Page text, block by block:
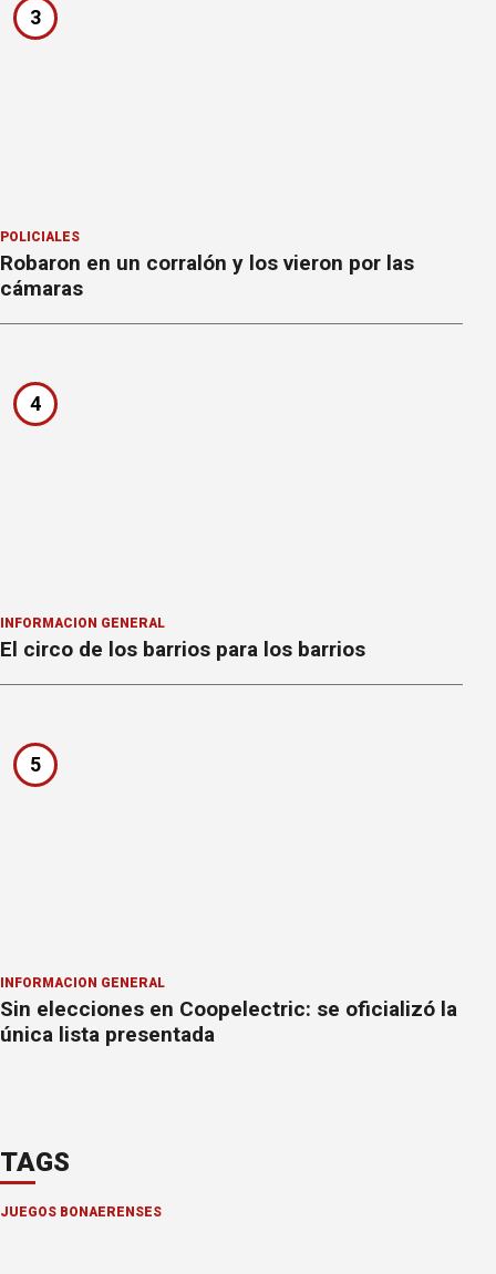
3
POLICIALES
Robaron en un corralón y los vieron por las
cámaras
4
INFORMACION GENERAL
El circo de los barrios para los barrios
5
INFORMACION GENERAL
Sin elecciones en Coopelectric: se oficializó la
única lista presentada
TAGS
JUEGOS BONAERENSES